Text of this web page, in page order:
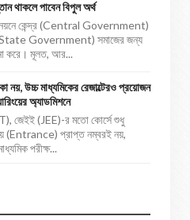
থাকলে পাবেন বিপুল অর্থ
কেন্দ্র (Central Government)
Government) সমাজের জন্য
করে। মূলত, আর...
নয়, উচ্চ মাধ্যমিকের রেজাল্টেরও প্রয়োজন
অ্যাডমিশনে
জেইই (JEE)-র মতো কোর্সে শুধু
(Entrance) প্রাপ্ত নম্বরই নয়,
পরীক্ষ...